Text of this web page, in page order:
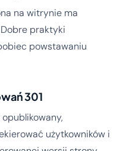
na witrynie ma
praktyki
powstawaniu
301
użytkowników i